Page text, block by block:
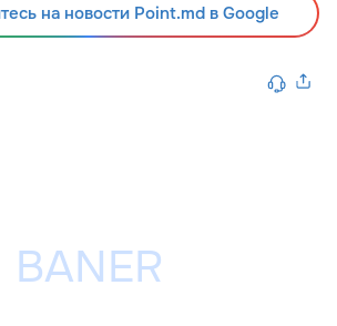
на новости Point.md в Google